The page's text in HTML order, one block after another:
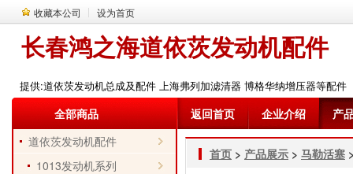
收藏本公司 设为首页
长春鸿之海道依茨发动机配件
提供:道依茨发动机总成及配件 上海弗列加滤清器 博格华纳增压器等配件
全部商品 返回首页 企业介绍
产
道依茨发动机配件
1013发动机系列
首页 > 产品展示 > 马勒活塞